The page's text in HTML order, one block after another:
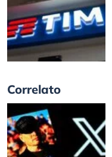
Correlato